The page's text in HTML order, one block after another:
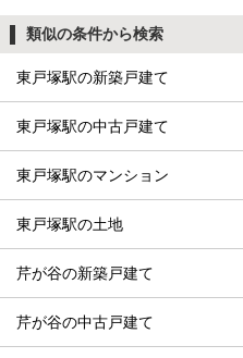
類似の条件から検索
東戸塚駅の新築戸建て
東戸塚駅の中古戸建て
東戸塚駅のマンション
東戸塚駅の土地
芹が谷の新築戸建て
芹が谷の中古戸建て